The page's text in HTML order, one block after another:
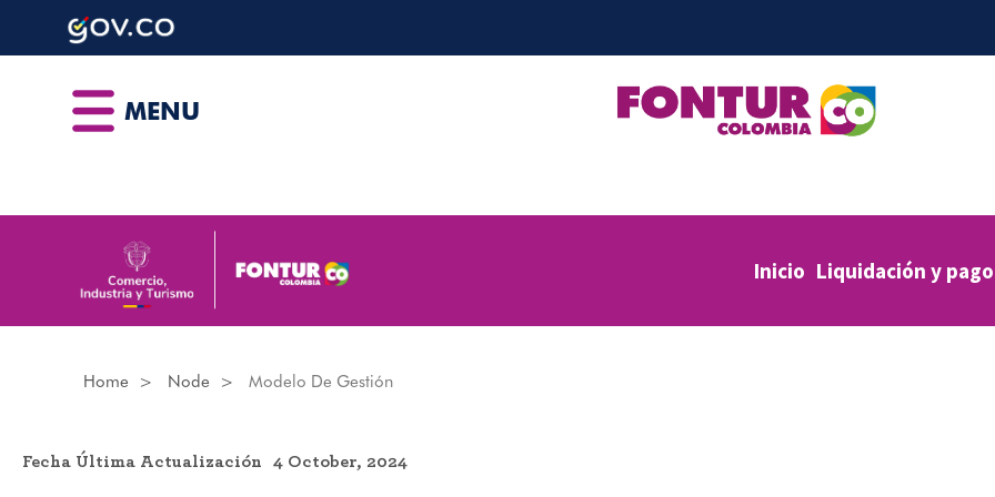
MENU
Inicio Liquidación y
Home Node Modelo De Gestión
Fecha Última Actualización 4 October, 2024